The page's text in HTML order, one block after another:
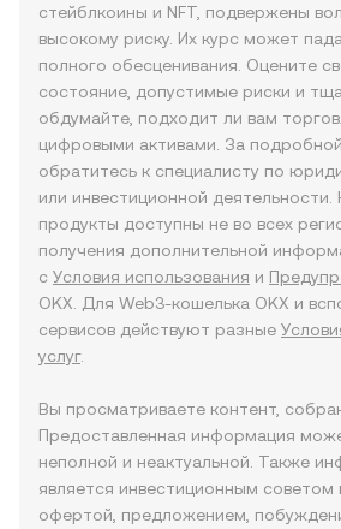
стейблкоины и NFT, подвержены
высокому риску. Их курс может
полного обесценивания. Оцените
состояние, допустимые риски и
обдумайте, подходит ли вам
цифровыми активами. За
обратитесь к специалисту по
или инвестиционной
продукты доступны не во всех
получения дополнительной
с Условия использования и
OKX. Для Web3-кошелька OKX и
сервисов действуют разные
услуг.
Вы просматриваете контент,
Предоставленная информация
неполной и неактуальной. Также
является инвестиционным советом
офертой, предложением,